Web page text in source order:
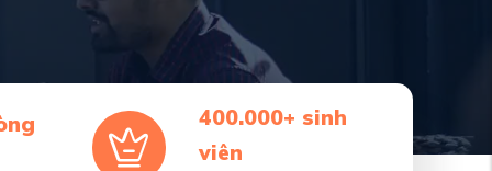
400.000+ sinh
viên